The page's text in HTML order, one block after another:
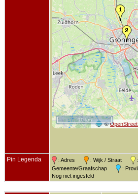
©
10 km
Pin Legenda : Adres : Wijk / Straat
Gemeente/Graafschap
:
Nog niet ingesteld